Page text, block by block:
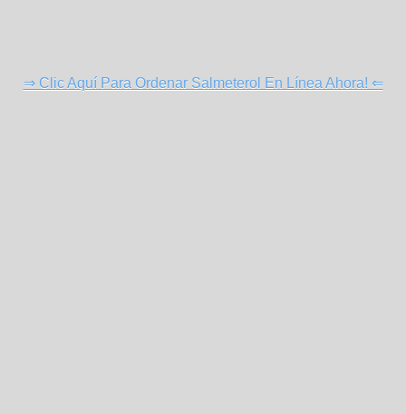
⇒ Clic Aquí Para Ordenar Salmeterol En Línea Ahora! ⇐